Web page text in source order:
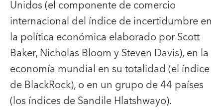
Unidos (el componente de comercio
internacional del índice de incertidumbre en
la política económica elaborado por Scott
Baker, Nicholas Bloom y Steven Davis), en la
economía mundial en su totalidad (el índice
de BlackRock), o en un grupo de 44 países
(los índices de Sandile Hlatshwayo).